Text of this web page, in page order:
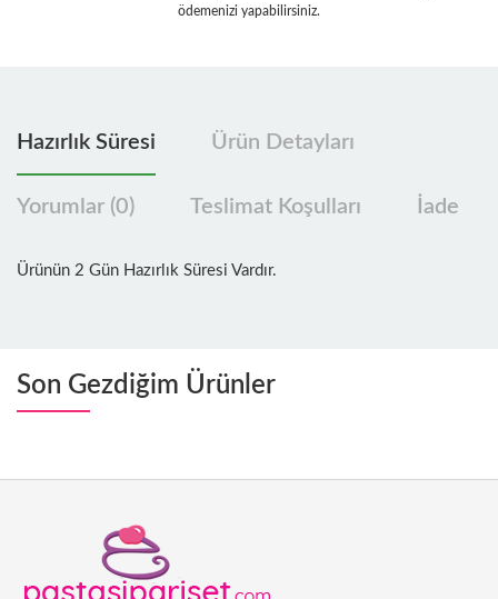
ödemenizi yapabilirsiniz.
Hazırlık Süresi Ürün Detayları
Yorumlar (0) Teslimat Koşulları İade
Ürünün 2 Gün Hazırlık Süresi Vardır.
Son Gezdiğim Ürünler